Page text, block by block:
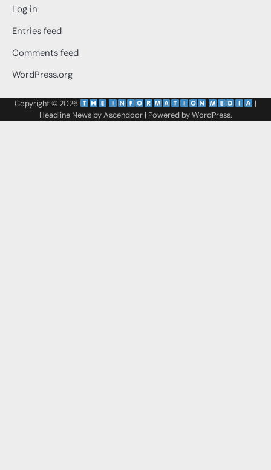
Log in
Entries feed
Comments feed
WordPress.org
Copyright © 2026
|
Headline News byAscendoor| Powered byWordPress.